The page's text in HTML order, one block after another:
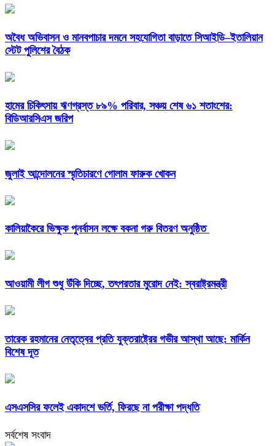
অবৈধ অভিবাসন ও মানবপাচার দমনে সহযোগিতা বাড়াতে সিআইডি–ইতালিয়ান
স্টেট পুলিশের বৈঠক
হামের চিকিৎসায় ঋণগ্রস্ত ৮৯% পরিবার, সঞ্চয় শেষ ৬১ শতাংশের:
বিডিআরসিএস জরিপ
জুলাই আন্দোলনের স্মৃতিচারণে গোলাম ফারুক খোকন
কালিয়াকৈরে ভিক্ষুক পুনর্বাসন লক্ষে বকনা গরু বিতরণ অনুষ্ঠিত
আওয়ামী লীগ শুধু উঁকি দিচ্ছে, তৎপরতার মুরোদ নেই: স্বরাষ্ট্রমন্ত্রী
তারেক রহমানের নেতৃত্বের প্রতি যুক্তরাষ্ট্রের গভীর আস্থা আছে: মার্কিন
বিশেষ দূত
এসএসসির ফলেই একাদশে ভর্তি, ফিরছে না পরীক্ষা পদ্ধতি
সর্বশেষ সংবাদ